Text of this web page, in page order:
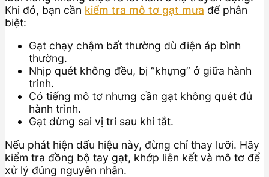
Khi đó, bạn cần kiểm tra mô tơ gạt mưa để phân
biệt:
Gạt chạy chậm bất thường dù điện áp bình
thường.
Nhịp quét không đều, bị “khựng” ở giữa hành
trình.
Có tiếng mô tơ nhưng cần gạt không quét đủ
hành trình.
Gạt dừng sai vị trí sau khi tắt.
Nếu phát hiện dấu hiệu này, đừng chỉ thay lưỡi. Hãy
kiểm tra đồng bộ tay gạt, khớp liên kết và mô tơ để
xử lý đúng nguyên nhân.